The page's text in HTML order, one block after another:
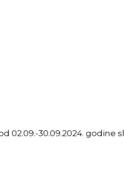
02.09.-30.09.2024. godine